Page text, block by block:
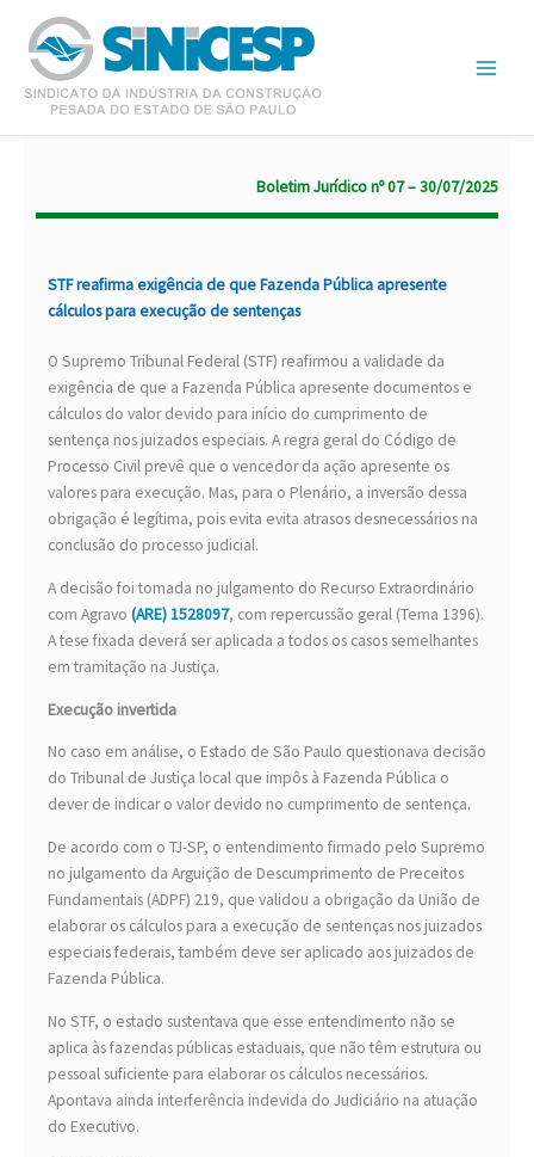
para
conteúdo
Boletim Jurídico nº 07 – 30/07/2025
STF reafirma exigência de que Fazenda Pública apresente
cálculos para execução de sentenças
O Supremo Tribunal Federal (STF) reafirmou a validade da
exigência de que a Fazenda Pública apresente documentos e
cálculos do valor devido para início do cumprimento de
sentença nos juizados especiais. A regra geral do Código de
Processo Civil prevê que o vencedor da ação apresente os
valores para execução. Mas, para o Plenário, a inversão dessa
obrigação é legítima, pois evita evita atrasos desnecessários na
conclusão do processo judicial.
A decisão foi tomada no julgamento do Recurso Extraordinário
com Agravo (ARE) 1528097, com repercussão geral (Tema 1396).
A tese fixada deverá ser aplicada a todos os casos semelhantes
em tramitação na Justiça.
Execução invertida
No caso em análise, o Estado de São Paulo questionava decisão
do Tribunal de Justiça local que impôs à Fazenda Pública o
dever de indicar o valor devido no cumprimento de sentença.
De acordo com o TJ-SP, o entendimento firmado pelo Supremo
no julgamento da Arguição de Descumprimento de Preceitos
Fundamentais (ADPF) 219, que validou a obrigação da União de
elaborar os cálculos para a execução de sentenças nos juizados
especiais federais, também deve ser aplicado aos juizados de
Fazenda Pública.
No STF, o estado sustentava que esse entendimento não se
aplica às fazendas públicas estaduais, que não têm estrutura ou
pessoal suficiente para elaborar os cálculos necessários.
Apontava ainda interferência indevida do Judiciário na atuação
do Executivo.